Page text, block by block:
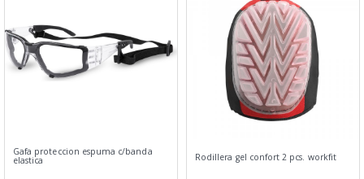
Gafa proteccion espuma c/banda
elastica Rodillera gel confort 2 pcs. workfit